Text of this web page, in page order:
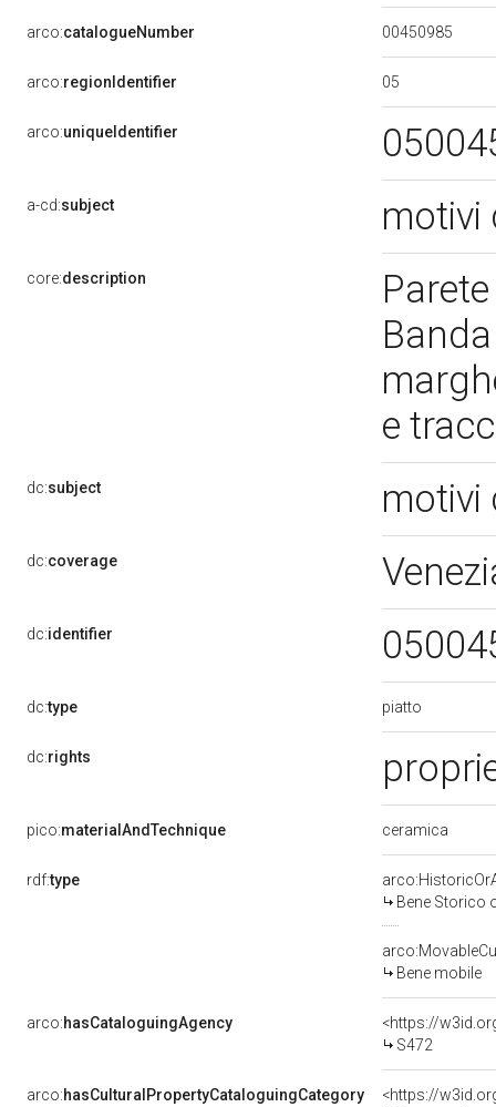
arco:catalogueNumber 00450985
arco:regionIdentifier 05
arco:uniqueIdentifier
a-cd:subject motivi
core:description
e
dc:subject motivi
dc:coverage
dc:identifier
dc:type piatto
dc:rights
pico:materialAndTechnique ceramica
rdf:type
Bene Storico
Bene mobile
arco:hasCataloguingAgency
<https://
S472
arco:hasCulturalPropertyCataloguingCategory
<https://